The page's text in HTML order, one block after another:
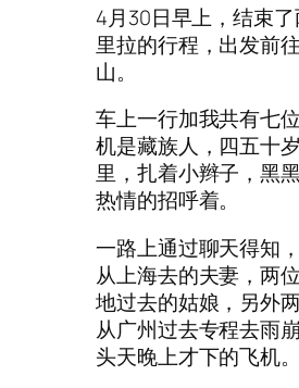
4月30日早上，结束
里拉的行程，出发前
山。
车上一行加我共有七
机是藏族人，四五十
里，扎着小辫子，黑
热情的招呼着。
一路上通过聊天得知
从上海去的夫妻，两
地过去的姑娘，另外
从广州过去专程去雨
头天晚上才下的飞机。